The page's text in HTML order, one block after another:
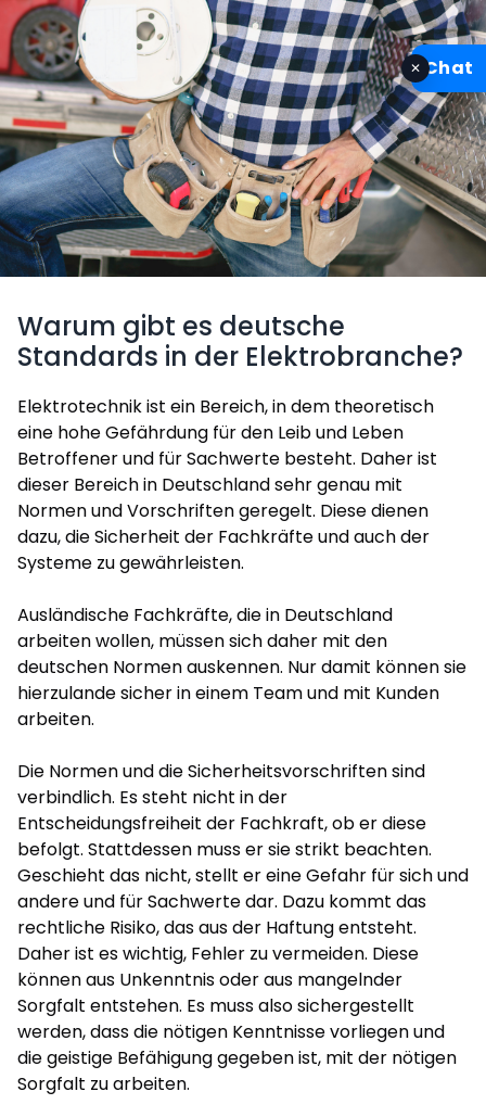
Warum gibt es deutsche
Standards in der Elektrobranche?
Elektrotechnik ist ein Bereich, in dem theoretisch
eine hohe Gefährdung für den Leib und Leben
Betroffener und für Sachwerte besteht. Daher ist
dieser Bereich in Deutschland sehr genau mit
Normen und Vorschriften geregelt. Diese dienen
dazu, die Sicherheit der Fachkräfte und auch der
Systeme zu gewährleisten.
Ausländische Fachkräfte, die in Deutschland
arbeiten wollen, müssen sich daher mit den
deutschen Normen auskennen. Nur damit können sie
hierzulande sicher in einem Team und mit Kunden
arbeiten.
Die Normen und die Sicherheitsvorschriften sind
verbindlich. Es steht nicht in der
Entscheidungsfreiheit der Fachkraft, ob er diese
befolgt. Stattdessen muss er sie strikt beachten.
Geschieht das nicht, stellt er eine Gefahr für sich und
andere und für Sachwerte dar. Dazu kommt das
rechtliche Risiko, das aus der Haftung entsteht.
Daher ist es wichtig, Fehler zu vermeiden. Diese
können aus Unkenntnis oder aus mangelnder
Sorgfalt entstehen. Es muss also sichergestellt
werden, dass die nötigen Kenntnisse vorliegen und
die geistige Befähigung gegeben ist, mit der nötigen
Sorgfalt zu arbeiten.
Chat
✕